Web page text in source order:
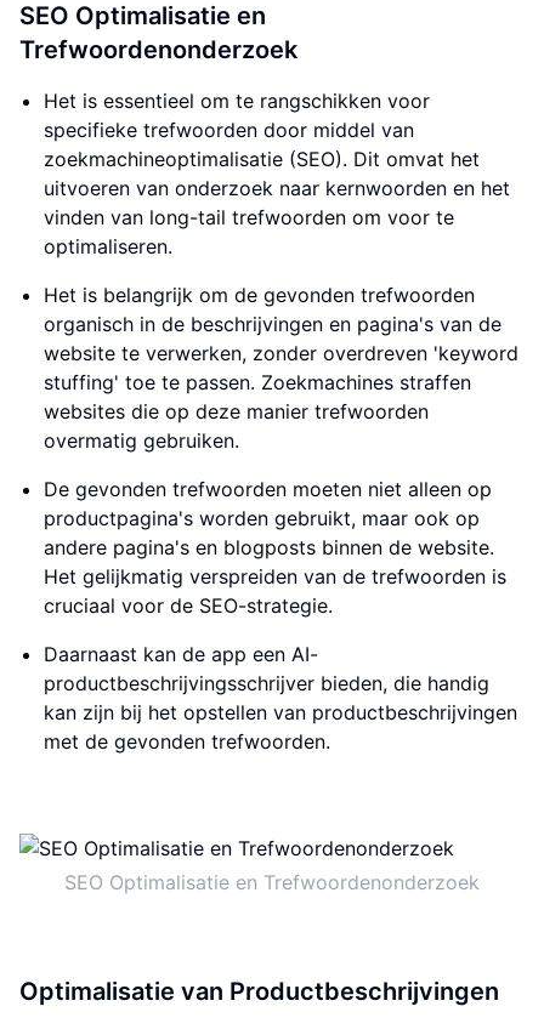
SEO Optimalisatie en
Trefwoordenonderzoek
Het is essentieel om te rangschikken voor
specifieke trefwoorden door middel van
zoekmachineoptimalisatie (SEO). Dit omvat het
uitvoeren van onderzoek naar kernwoorden en het
vinden van long-tail trefwoorden om voor te
optimaliseren.
Het is belangrijk om de gevonden trefwoorden
organisch in de beschrijvingen en pagina's van de
website te verwerken, zonder overdreven 'keyword
stuffing' toe te passen. Zoekmachines straffen
websites die op deze manier trefwoorden
overmatig gebruiken.
De gevonden trefwoorden moeten niet alleen op
productpagina's worden gebruikt, maar ook op
andere pagina's en blogposts binnen de website.
Het gelijkmatig verspreiden van de trefwoorden is
cruciaal voor de SEO-strategie.
Daarnaast kan de app een AI-
productbeschrijvingsschrijver bieden, die handig
kan zijn bij het opstellen van productbeschrijvingen
met de gevonden trefwoorden.
SEO Optimalisatie en Trefwoordenonderzoek
Optimalisatie van Productbeschrijvingen